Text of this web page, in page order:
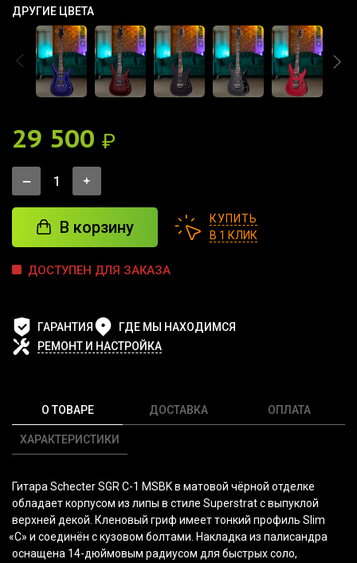
ДРУГИЕ ЦВЕТА
29 500 ₽
В корзину
КУПИТЬ
В 1 КЛИК
ДОСТУПЕН ДЛЯ ЗАКАЗА
ГАРАНТИЯ
ГДЕ МЫ НАХОДИМСЯ
РЕМОНТ И НАСТРОЙКА
О ТОВАРЕ
ХАРАКТЕРИСТИКИ
ДОСТАВКА ОПЛАТА
Гитара Schecter SGR C-1 MSBK в матовой чёрной отделке
обладает корпусом из липы в стиле Superstrat с выпуклой
верхней декой. Кленовый гриф имеет тонкий профиль Slim
«C» и соединён с кузовом болтами. Накладка из палисандра
оснащена 14-дюймовым радиусом для быстрых соло,